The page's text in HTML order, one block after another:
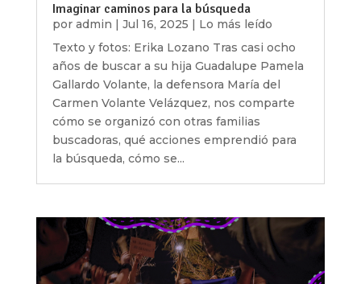
Imaginar caminos para la búsqueda
por admin | Jul 16, 2025 | Lo más leído
Texto y fotos: Erika Lozano Tras casi ocho
años de buscar a su hija Guadalupe Pamela
Gallardo Volante, la defensora María del
Carmen Volante Velázquez, nos comparte
cómo se organizó con otras familias
buscadoras, qué acciones emprendió para
la búsqueda, cómo se...